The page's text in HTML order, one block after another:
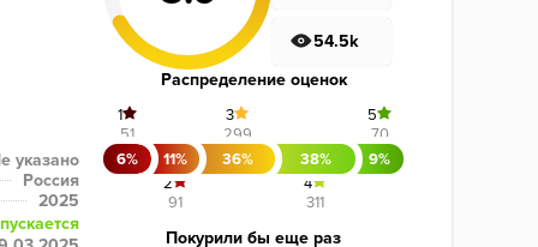
указано
Россия
2025
54.5k
Распределение оценок
6%
1
51
11%
2
91
36%
3
299
38%
4
311
9%
5
70
Покурили бы еще раз